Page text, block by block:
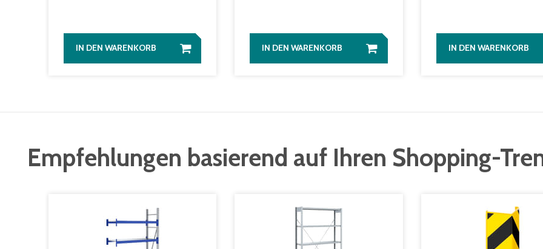
IN DEN WARENKORB IN DEN WARENKORB IN DEN WARENKORB
Empfehlungen basierend auf Ihren Shopping-